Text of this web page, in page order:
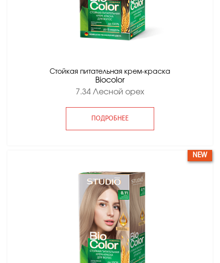
Стойкая питательная крем-краска
Вiocolor
7.34 Лесной орех
ПОДРОБНЕЕ
NEW